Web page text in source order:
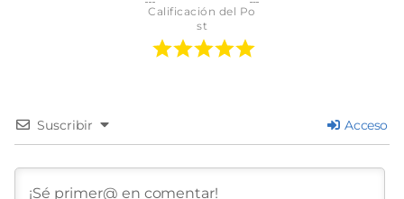
Calificación del Po
st
Suscribir Acceso